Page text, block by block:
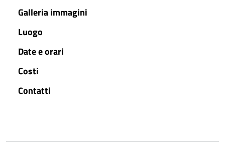
Galleria immagini
Luogo
Date e orari
Costi
Contatti